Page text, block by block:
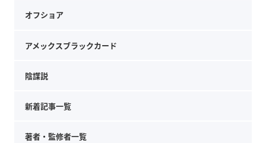
オフショア
アメックスブラックカード
陰謀説
新着記事一覧
著者・監修者一覧